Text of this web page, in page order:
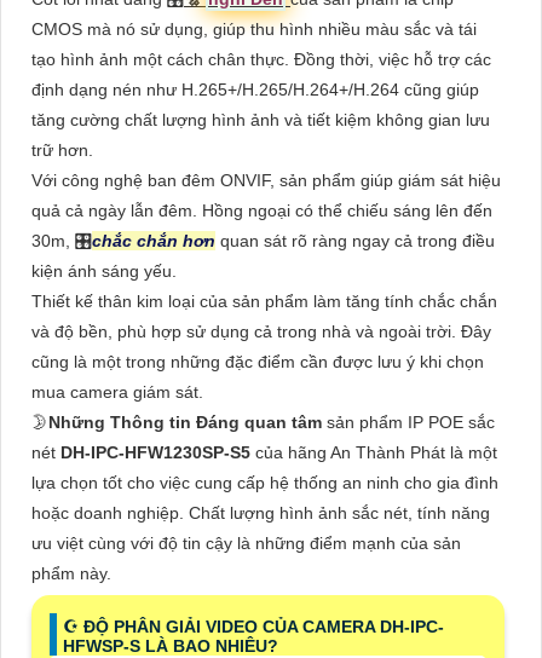
CMOS mà nó sử dụng, giúp thu hình nhiều màu sắc và tái
tạo hình ảnh một cách chân thực. Đồng thời, việc hỗ trợ các
định dạng nén như H.265+/H.265/H.264+/H.264 cũng giúp
tăng cường chất lượng hình ảnh và tiết kiệm không gian lưu
trữ hơn.
Với công nghệ ban đêm ONVIF, sản phẩm giúp giám sát hiệu
quả cả ngày lẫn đêm. Hồng ngoại có thể chiếu sáng lên đến
30m, 🎛chắc chắn hơn quan sát rõ ràng ngay cả trong điều
kiện ánh sáng yếu.
Thiết kế thân kim loại của sản phẩm làm tăng tính chắc chắn
và độ bền, phù hợp sử dụng cả trong nhà và ngoài trời. Đây
cũng là một trong những đặc điểm cần được lưu ý khi chọn
mua camera giám sát.
🌛Những Thông tin Đáng quan tâm sản phẩm IP POE sắc
nét DH-IPC-HFW1230SP-S5 của hãng An Thành Phát là một
lựa chọn tốt cho việc cung cấp hệ thống an ninh cho gia đình
hoặc doanh nghiệp. Chất lượng hình ảnh sắc nét, tính năng
ưu việt cùng với độ tin cậy là những điểm mạnh của sản
phẩm này.
☪ ĐỘ PHÂN GIẢI VIDEO CỦA CAMERA DH-IPC-
HFWSP-S LÀ BAO NHIÊU?